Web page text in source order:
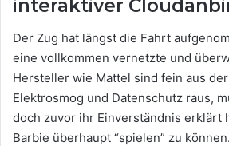
interaktiver
Der Zug hat längst die Fahrt
eine vollkommen vernetzte und
Hersteller wie Mattel sind fein aus
Elektrosmog und Datenschutz raus,
doch zuvor ihr Einverständnis erklärt
Barbie überhaupt “spielen” zu